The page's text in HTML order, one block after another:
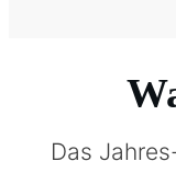
Das